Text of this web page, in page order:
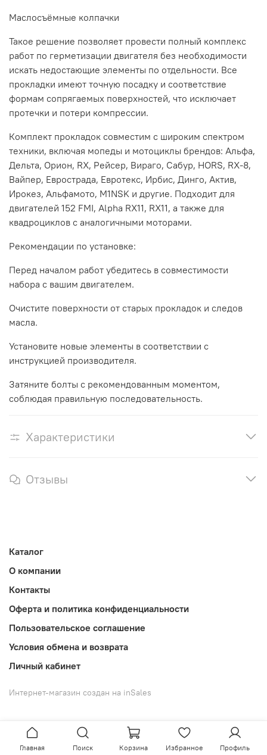
Маслосъёмные колпачки
Такое решение позволяет провести полный комплекс
работ по герметизации двигателя без необходимости
искать недостающие элементы по отдельности. Все
прокладки имеют точную посадку и соответствие
формам сопрягаемых поверхностей, что исключает
протечки и потери компрессии.
Комплект прокладок совместим с широким спектром
техники, включая мопеды и мотоциклы брендов: Альфа,
Дельта, Орион, RX, Рейсер, Вираго, Сабур, HORS, RX-8,
Вайпер, Еврострада, Евротекс, Ирбис, Динго, Актив,
Ирокез, Альфамото, M1NSK и другие. Подходит для
двигателей 152 FMI, Alpha RX11, RX11, а также для
квадроциклов с аналогичными моторами.
Рекомендации по установке:
Перед началом работ убедитесь в совместимости
набора с вашим двигателем.
Очистите поверхности от старых прокладок и следов
масла.
Установите новые элементы в соответствии с
инструкцией производителя.
Затяните болты с рекомендованным моментом,
соблюдая правильную последовательность.
Характеристики
Отзывы
Каталог
О компании
Контакты
Оферта и политика конфиденциальности
Пользовательское соглашение
Условия обмена и возврата
Личный кабинет
Интернет-магазин создан на inSales
Главная Поиск Корзина Избранное Профиль